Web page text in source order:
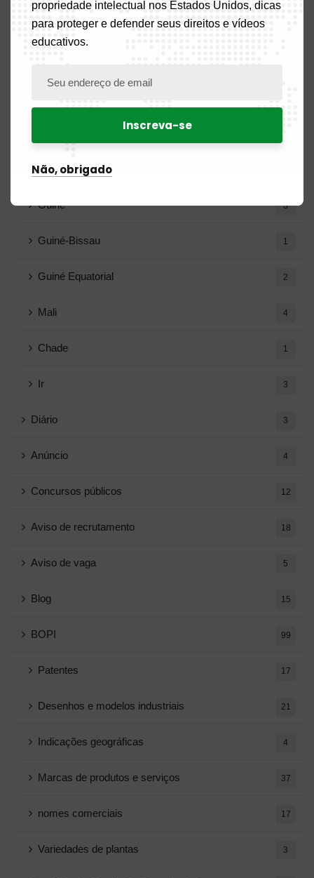
Burkina Faso
Gabão
Guiné 3
Guiné-Bissau 1
Guiné Equatorial 2
Mali 4
Chade 1
Ir 3
Diário 3
Anúncio 4
Concursos públicos 12
Aviso de recrutamento 18
Aviso de vaga 5
Blog 15
BOPI 99
Patentes 17
Desenhos e modelos industriais 21
Indicações geográficas 4
Marcas de produtos e serviços 37
nomes comerciais 17
Variedades de plantas 3
propriedade intelectual nos Estados Unidos, dicas
para proteger e defender seus direitos e vídeos
educativos.
Não, obrigado